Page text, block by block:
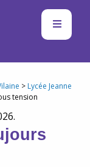
> Lycée Jeanne
tension